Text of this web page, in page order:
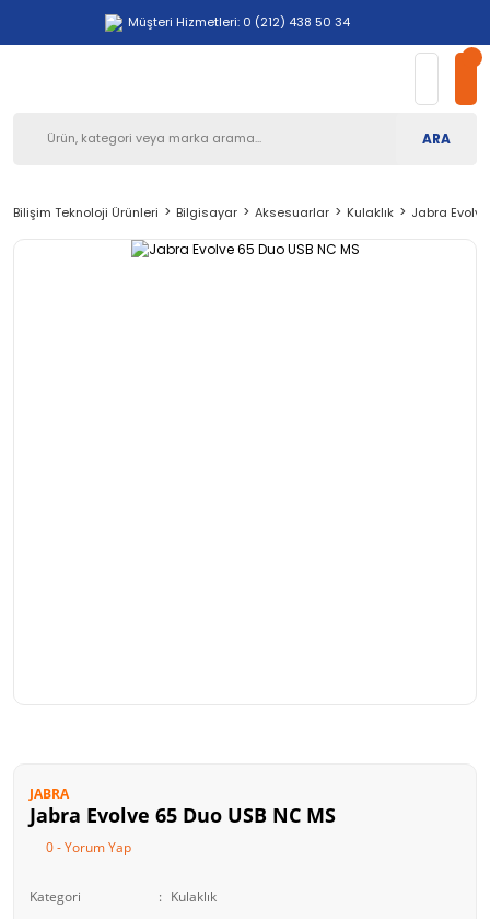
Müşteri Hizmetleri: 0 (212) 438 50 34
ARA
Bilişim Teknoloji Ürünleri Bilgisayar Aksesuarlar Kulaklık Jabra
JABRA
Jabra Evolve 65 Duo USB NC MS
0 - Yorum Yap
Kategori
Kulaklık